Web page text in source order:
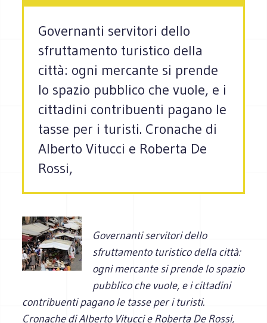
Governanti servitori dello
sfruttamento turistico della
città: ogni mercante si prende
lo spazio pubblico che vuole, e i
cittadini contribuenti pagano le
tasse per i turisti. Cronache di
Alberto Vitucci e Roberta De
Rossi,
Governanti servitori dello
sfruttamento turistico della città:
ogni mercante si prende lo spazio
pubblico che vuole, e i cittadini
contribuenti pagano le tasse per i turisti.
Cronache di Alberto Vitucci e Roberta De Rossi,